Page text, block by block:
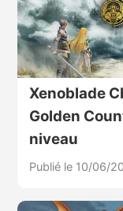
Xenoblade
Golden
niveau
Publié le 10/06/